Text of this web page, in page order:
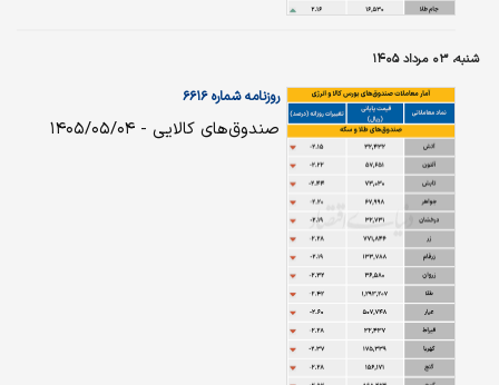
شنبه، ۰۳ مرداد ۱۴۰۵
روزنامه شماره ۶۶۱۶
صندوق‌های کالایی - ۱۴۰۵/۰۵/۰۴